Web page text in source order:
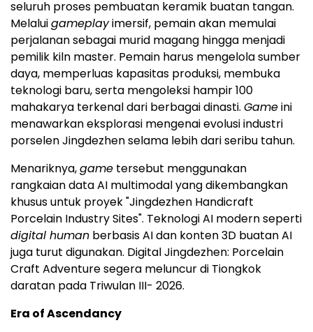
seluruh proses pembuatan keramik buatan tangan.
Melaluigameplayimersif, pemain akan memulai
perjalanan sebagai murid magang hingga menjadi
pemilik kiln master. Pemain harus mengelola sumber
daya, memperluas kapasitas produksi, membuka
teknologi baru, serta mengoleksi hampir 100
mahakarya terkenal dari berbagai dinasti. Gameini
menawarkan eksplorasi mengenai evolusi industri
porselen Jingdezhen selama lebih dari seribu tahun.
Menariknya,game tersebut menggunakan
rangkaian data AI multimodal yang dikembangkan
khusus untuk proyek "Jingdezhen Handicraft
Porcelain Industry Sites". Teknologi AI modern seperti
digital human berbasis AI dan konten 3D buatan AI
juga turut digunakan. Digital Jingdezhen: Porcelain
Craft Adventure segera meluncur di Tiongkok
daratan pada Triwulan III- 2026.
Era of Ascendancy